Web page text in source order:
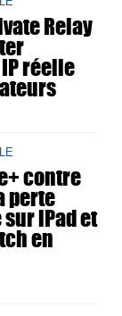
Relay
réelle
contre
perte
iPad et
en